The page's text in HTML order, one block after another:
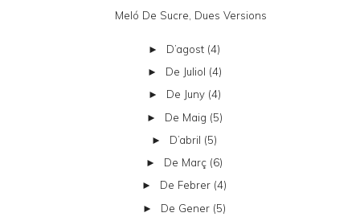
Meló De Sucre, Dues Versions
► D’agost (4)
► De Juliol (4)
► De Juny (4)
► De Maig (5)
► D’abril (5)
► De Març (6)
► De Febrer (4)
► De Gener (5)